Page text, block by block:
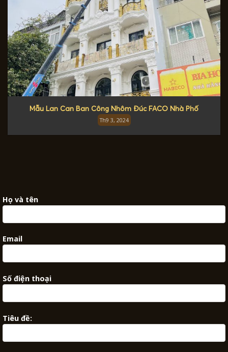
Mẫu Lan Can Ban Công Nhôm Đúc FACO Nhà Phố
Th9 3, 2024
Họ và tên
Email
Số điện thoại
Tiêu đề: